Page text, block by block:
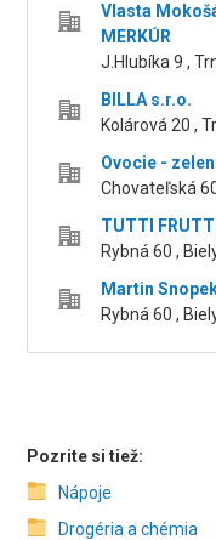
Vlasta
MERKÚR
J.Hlubíka 9 ,
BILLA s.r.o.
Kolárová 20 ,
Ovocie -
Chovateľská
TUTTI
Rybná 60 ,
Martin
Rybná 60 ,
Pozrite si tiež:
Nápoje
Drogéria a chémia